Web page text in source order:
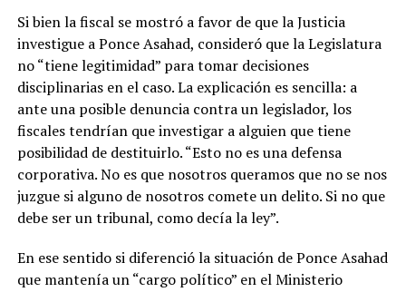
Si bien la fiscal se mostró a favor de que la Justicia
investigue a Ponce Asahad, consideró que la Legislatura
no “tiene legitimidad” para tomar decisiones
disciplinarias en el caso. La explicación es sencilla: a
ante una posible denuncia contra un legislador, los
fiscales tendrían que investigar a alguien que tiene
posibilidad de destituirlo. “Esto no es una defensa
corporativa. No es que nosotros queramos que no se nos
juzgue si alguno de nosotros comete un delito. Si no que
debe ser un tribunal, como decía la ley”.
En ese sentido si diferenció la situación de Ponce Asahad
que mantenía un “cargo político” en el Ministerio